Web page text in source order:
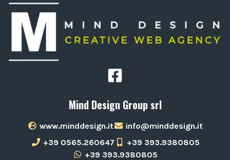
Mind Design Group srl
www.minddesign.it
info@minddesign.it
+39 0565.260647
+39 393.9380805
+39 393.9380805